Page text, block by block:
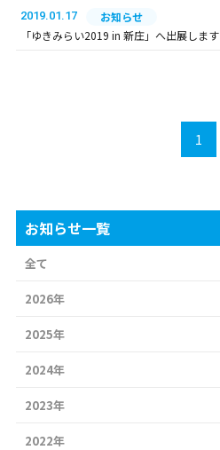
2019.01.17
お知らせ
「ゆきみらい2019 in 新庄」へ出展します
1
お知らせ一覧
全て
2026年
2025年
2024年
2023年
2022年